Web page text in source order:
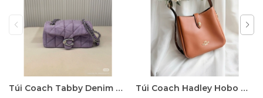
Túi Coach Tabby Denim Tím Túi Coach Hadley Hobo Mini